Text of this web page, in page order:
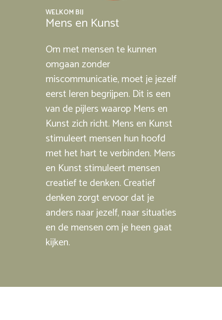
WELKOM BIJ
Mens en Kunst
Om met mensen te kunnen
omgaan zonder
miscommunicatie, moet je jezelf
eerst leren begrijpen. Dit is een
van de pijlers waarop Mens en
Kunst zich richt. Mens en Kunst
stimuleert mensen hun hoofd
met het hart te verbinden. Mens
en Kunst stimuleert mensen
creatief te denken. Creatief
denken zorgt ervoor dat je
anders naar jezelf, naar situaties
en de mensen om je heen gaat
kijken.